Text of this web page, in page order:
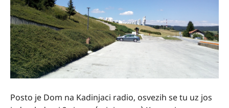
Posto je Dom na Kadinjaci radio, osvezih se tu uz jos